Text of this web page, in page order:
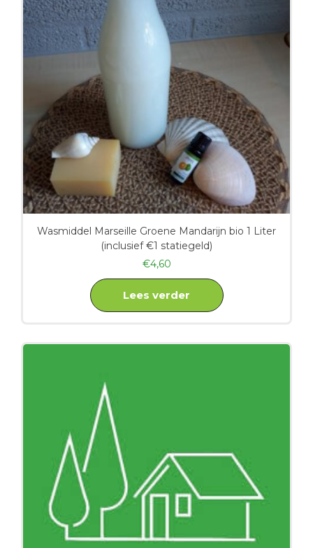
Wasmiddel Marseille Groene Mandarijn bio 1 Liter
(inclusief €1 statiegeld)
€4,60
Lees verder